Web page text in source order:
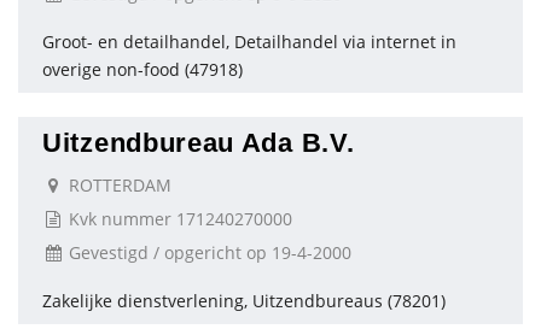
Groot- en detailhandel, Detailhandel via internet in
overige non-food (47918)
Uitzendbureau Ada B.V.
ROTTERDAM
Kvk nummer 171240270000
Gevestigd / opgericht op 19-4-2000
Zakelijke dienstverlening, Uitzendbureaus (78201)